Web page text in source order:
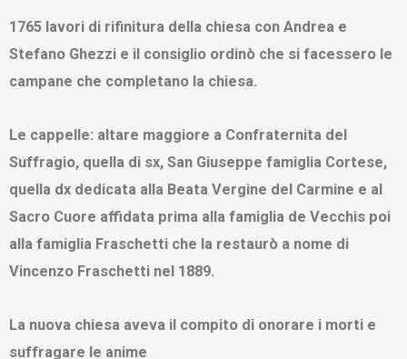
1765 lavori di rifinitura della chiesa con Andrea e
Stefano Ghezzi e il consiglio ordinò che si facessero le
campane che completano la chiesa.
Le cappelle: altare maggiore a Confraternita del
Suffragio, quella di sx, San Giuseppe famiglia Cortese,
quella dx dedicata alla Beata Vergine del Carmine e al
Sacro Cuore affidata prima alla famiglia de Vecchis poi
alla famiglia Fraschetti che la restaurò a nome di
Vincenzo Fraschetti nel 1889.
La nuova chiesa aveva il compito di onorare i morti e
suffragare le anime